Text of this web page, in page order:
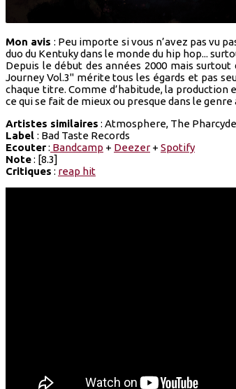
Mon avis: Peu importe si vous n’avez pas vu
duo du Kentuky dans le monde du hip hop...
Depuis le début des années 2000 mais
Journey Vol.3" mérite tous les égards et pas
chaque titre. Comme d’habitude, la
ce qui se fait de mieux ou presque dans le genre
Artistes similaires : Atmosphere, The
Label : Bad Taste Records
Ecouter: Bandcamp + Deezer+ Spotify
Note: [8.3]
Critiques : reap hit